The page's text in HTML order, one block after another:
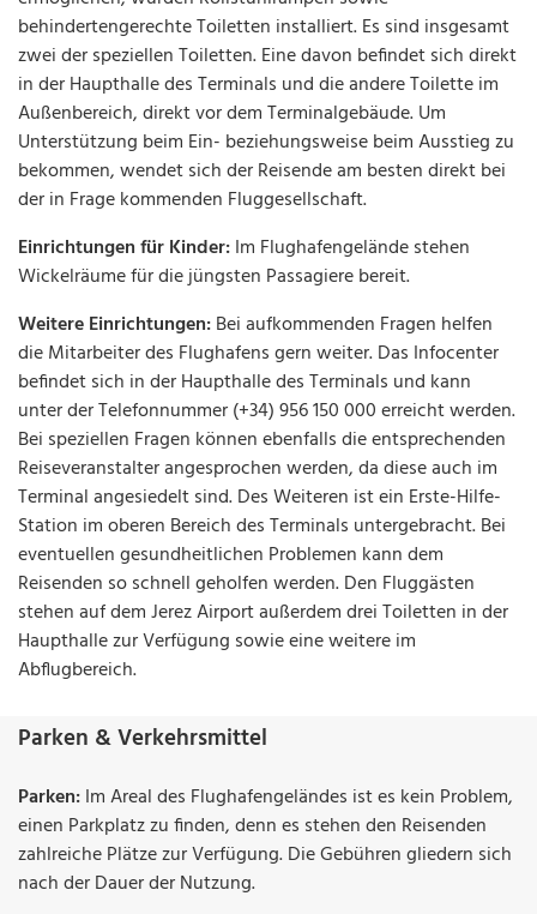
behindertengerechte Toiletten installiert. Es sind insgesamt
zwei der speziellen Toiletten. Eine davon befindet sich direkt
in der Haupthalle des Terminals und die andere Toilette im
Außenbereich, direkt vor dem Terminalgebäude. Um
Unterstützung beim Ein- beziehungsweise beim Ausstieg zu
bekommen, wendet sich der Reisende am besten direkt bei
der in Frage kommenden Fluggesellschaft.
Einrichtungen für Kinder:Im Flughafengelände stehen
Wickelräume für die jüngsten Passagiere bereit.
Weitere Einrichtungen:Bei aufkommenden Fragen helfen
die Mitarbeiter des Flughafens gern weiter. Das Infocenter
befindet sich in der Haupthalle des Terminals und kann
unter der Telefonnummer (+34) 956 150 000 erreicht werden.
Bei speziellen Fragen können ebenfalls die entsprechenden
Reiseveranstalter angesprochen werden, da diese auch im
Terminal angesiedelt sind. Des Weiteren ist ein Erste-Hilfe-
Station im oberen Bereich des Terminals untergebracht. Bei
eventuellen gesundheitlichen Problemen kann dem
Reisenden so schnell geholfen werden. Den Fluggästen
stehen auf dem Jerez Airport außerdem drei Toiletten in der
Haupthalle zur Verfügung sowie eine weitere im
Abflugbereich.
Parken & Verkehrsmittel
Parken:Im Areal des Flughafengeländes ist es kein Problem,
einen Parkplatz zu finden, denn es stehen den Reisenden
zahlreiche Plätze zur Verfügung. Die Gebühren gliedern sich
nach der Dauer der Nutzung.